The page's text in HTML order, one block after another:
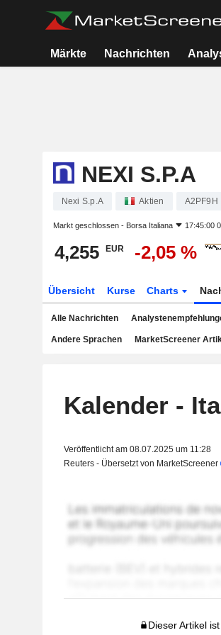
Märkte Nachrichten
NEXI S.P.A
Nexi S.p.A Aktien A2PF9H
Markt geschlossen - Borsa Italiana 17:45:00
4,255 EUR -2,05 %
Übersicht Kurse Charts
Alle Nachrichten
Andere Sprachen MarketScreener
Kalender -
Veröffentlicht am 08.07.2025 um 11:28
Reuters - Übersetzt von MarketScreener
Dieser Artikel